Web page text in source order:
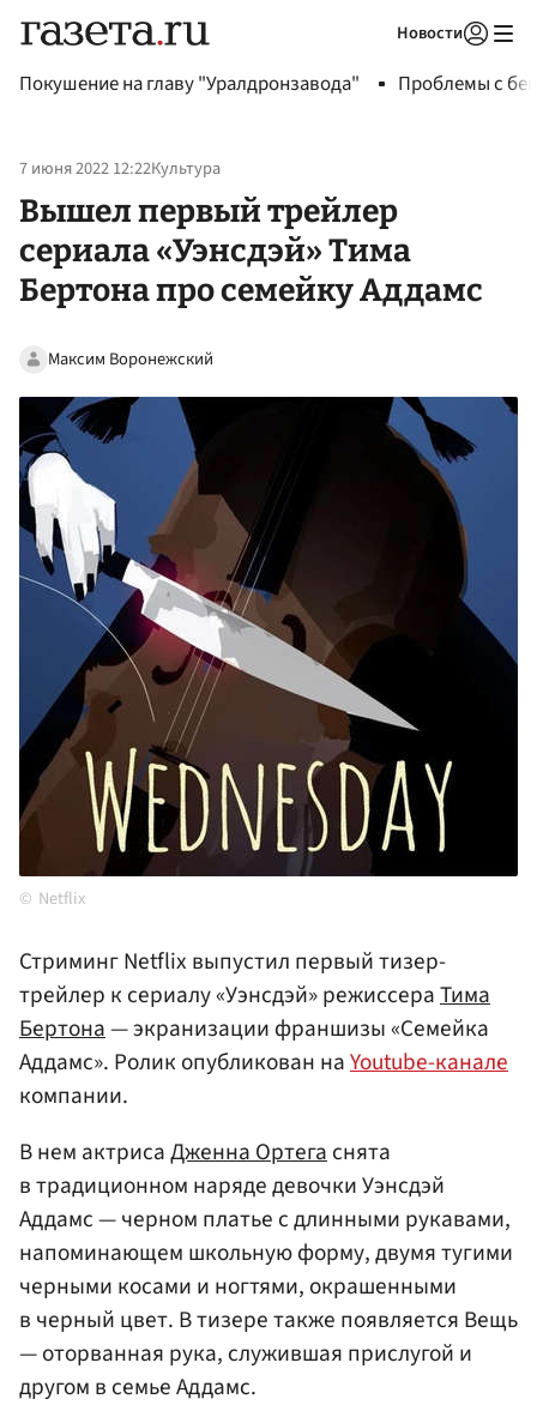
Новости
Покушение на главу "Уралдронзавода" Проблемы с
7 июня 2022 12:22Культура
Вышел первый трейлер
сериала «Уэнсдэй» Тима
Бертона про семейку Аддамс
Максим Воронежский
Netflix
Стриминг Netflix выпустил первый тизер-
трейлер к сериалу «Уэнсдэй» режиссераТима
Бертона— экранизации франшизы «Семейка
Аддамс». Ролик опубликован наYoutube-канале
компании.
В нем актрисаДженна Ортегаснята
в традиционном наряде девочки Уэнсдэй
Аддамс — черном платье с длинными рукавами,
напоминающем школьную форму, двумя тугими
черными косами и ногтями, окрашенными
в черный цвет. В тизере также появляется Вещь
— оторванная рука, служившая прислугой и
другом в семье Аддамс.